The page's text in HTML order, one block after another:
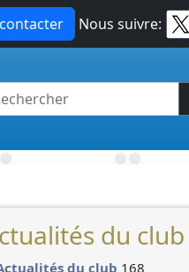
Nous suivre:
du club
du club 168